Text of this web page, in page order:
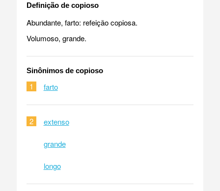
Definição de copioso
Abundante, farto: refeição copiosa.
Volumoso, grande.
Sinônimos de copioso
1 farto
2 extenso
grande
longo